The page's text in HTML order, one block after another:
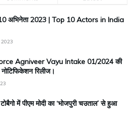
10 अभिनेता 2023 | Top 10 Actors in India
Agniveer Vayu Intake 01/2024 की
रिलीज।
में पीएम मोदी का ‘भोजपुरी चउताल’ से हुआ